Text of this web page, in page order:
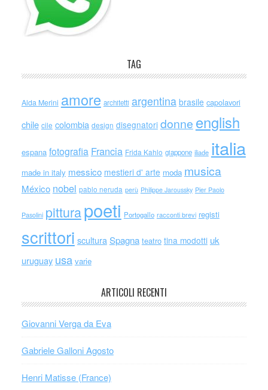
TAG
Alda Merini amore architetti argentina brasile capolavori
chile cile colombia design disegnatori donne english
espana fotografia Francia Frida Kahlo giappone iliade italia
made in italy messico mestieri d' arte moda musica
México nobel pablo neruda perù Philippe Jaroussky Pier Paolo
Pasolini pitturapoeti Portogallo racconti brevi registi
scrittori scultura Spagna teatro tina modotti uk
uruguay usa varie
ARTICOLI RECENTI
Giovanni Verga da Eva
Gabriele Galloni Agosto
Henri Matisse (France)